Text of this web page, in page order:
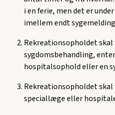
i en ferie, men det er
imellem endt
Rekreationsopholdet
sygdomsbehandling,
hospitalsophold eller en
Rekreationsopholdet
speciallæge eller